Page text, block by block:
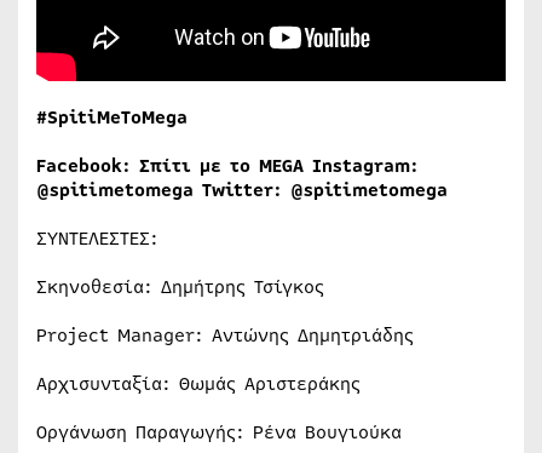
#SpitiMeToMega
Facebook: Σπίτι με το MEGA Instagram:
@spitimetomega Twitter: @spitimetomega
ΣΥΝΤΕΛΕΣΤΕΣ:
Σκηνοθεσία: Δημήτρης Τσίγκος
Project Manager: Αντώνης Δημητριάδης
Αρχισυνταξία: Θωμάς Αριστεράκης
Οργάνωση Παραγωγής: Ρένα Βουγιούκα